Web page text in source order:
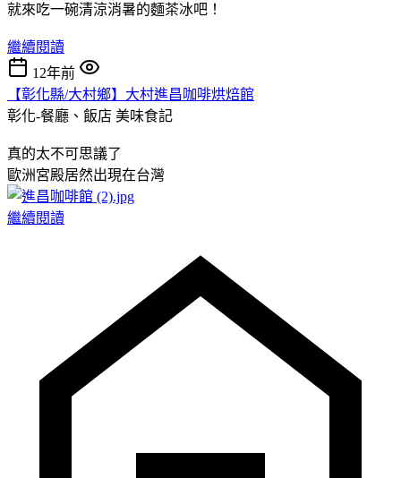
就來吃一碗清涼消暑的麵茶冰吧！
繼續閱讀
12年前
【彰化縣/大村鄉】大村進昌咖啡烘焙館
彰化-餐廳、飯店 美味食記
真的太不可思議了
歐洲宮殿居然出現在台灣
繼續閱讀